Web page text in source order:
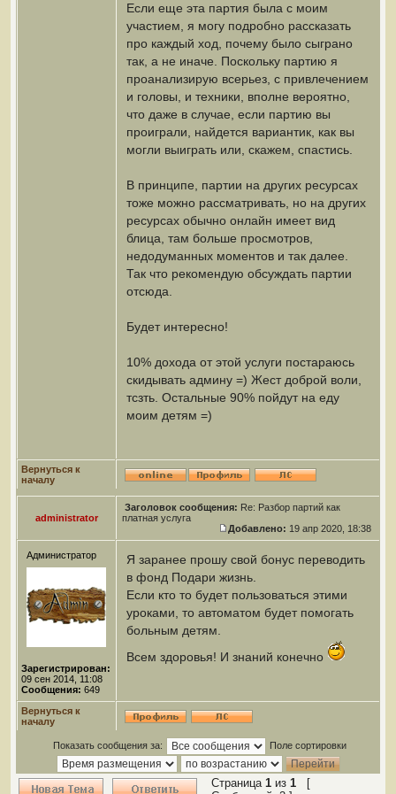
Если еще эта партия была с моим
участием, я могу подробно рассказать
про каждый ход, почему было сыграно
так, а не иначе. Поскольку партию я
проанализирую всерьез, с привлечением
и головы, и техники, вполне вероятно,
что даже в случае, если партию вы
проиграли, найдется вариантик, как вы
могли выиграть или, скажем, спастись.
В принципе, партии на других ресурсах
тоже можно рассматривать, но на других
ресурсах обычно онлайн имеет вид
блица, там больше просмотров,
недодуманных моментов и так далее.
Так что рекомендую обсуждать партии
отсюда.
Будет интересно!
10% дохода от этой услуги постараюсь
скидывать админу =) Жест доброй воли,
тсзть. Остальные 90% пойдут на еду
моим детям =)
Вернуться к
началу
administrator
Заголовок сообщения: Re: Разбор партий как
платная услуга
Добавлено: 19 апр 2020, 18:38
Администратор
Зарегистрирован:
09 сен 2014, 11:08
Сообщения: 649
Я заранее прошу свой бонус переводить
в фонд Подари жизнь.
Если кто то будет пользоваться этими
уроками, то автоматом будет помогать
больным детям.
Всем здоровья! И знаний конечно
Вернуться к
началу
Показать сообщения за: Поле сортировки
Страница 1 из 1 [